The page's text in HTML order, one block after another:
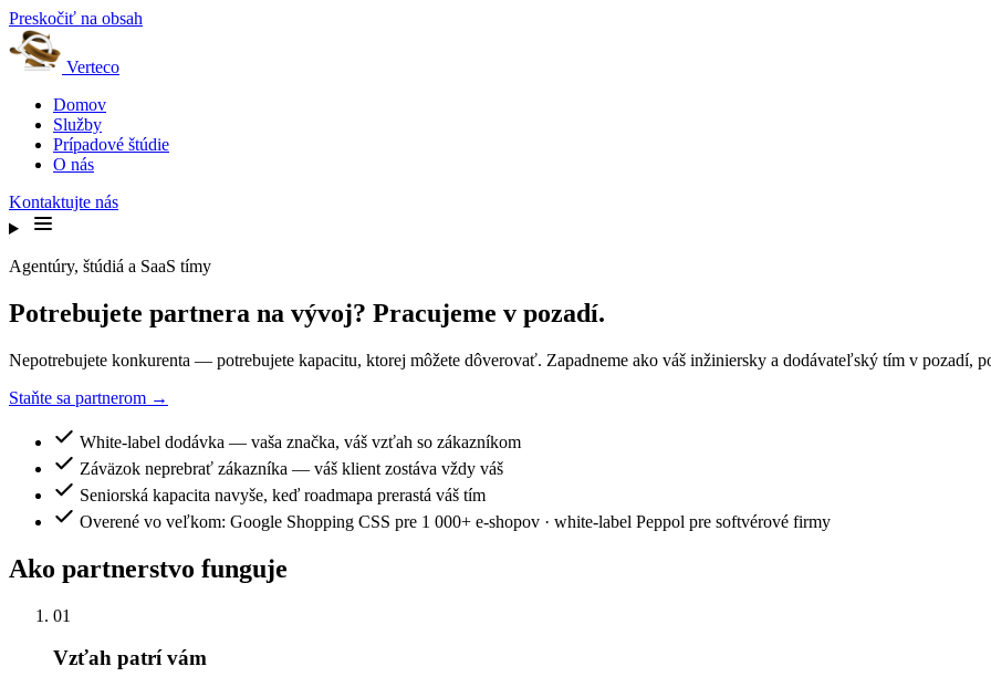
Preskočiť na obsah
Verteco
Domov
Služby
Prípadové štúdie
O nás
Kontaktujte nás
Agentúry, štúdiá a SaaS tímy
Potrebujete partnera na vývoj? Pracujeme v pozadí.
Nepotrebujete konkurenta — potrebujete kapacitu, ktorej môžete dôverovať. Zapadneme ako váš inžiniersky a dodávateľský tím v pozadí,
Staňte sa partnerom →
White-label dodávka — vaša značka, váš vzťah so zákazníkom
Záväzok neprebrať zákazníka — váš klient zostáva vždy váš
Seniorská kapacita navyše, keď roadmapa prerastá váš tím
Overené vo veľkom: Google Shopping CSS pre 1 000+ e-shopov · white-label Peppol pre softvérové firmy
Ako partnerstvo funguje
01
Vzťah patrí vám